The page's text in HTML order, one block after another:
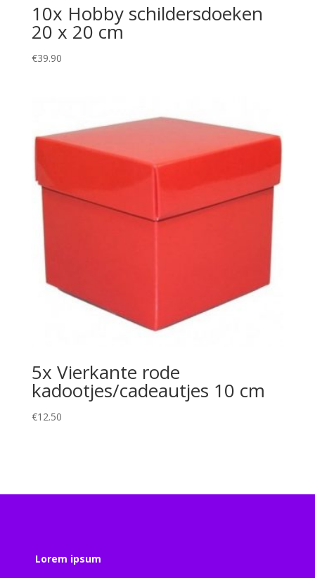
10x Hobby schildersdoeken
20 x 20 cm
€39.90
5x Vierkante rode
kadootjes/cadeautjes 10 cm
€12.50
Lorem ipsum